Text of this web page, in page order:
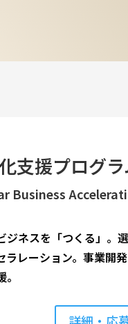
支援プログ
Business
ジネスを「つくる」。
ラレーション。事業開